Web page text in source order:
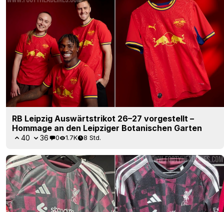
RB Leipzig Auswärtstrikot 26–27 vorgestellt –
Hommage an den Leipziger Botanischen Garten
40 36 0 1.7K 8 Std.